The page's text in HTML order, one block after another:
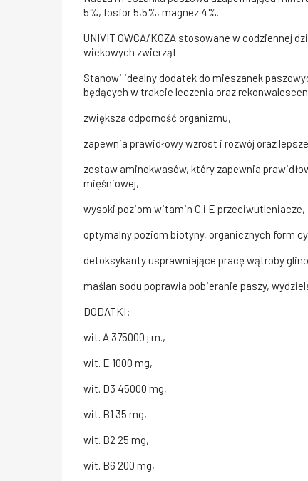
5%, fosfor 5,5%, magnez 4%.
UNIVIT OWCA/KOZA stosowane w codziennej
wiekowych zwierząt.
Stanowi idealny dodatek do mieszanek
będących w trakcie leczenia oraz
zwiększa odporność organizmu,
zapewnia prawidłowy wzrost i rozwój oraz
zestaw aminokwasów, który zapewnia
mięśniowej,
wysoki poziom witamin C i E przeciwutleniacze,
optymalny poziom biotyny, organicznych form
detoksykanty usprawniające pracę wątroby
maślan sodu poprawia pobieranie paszy,
DODATKI:
wit. A 375000 j.m.,
wit. E 1000 mg,
wit. D3 45000 mg,
wit. B1 35 mg,
wit. B2 25 mg,
wit. B6 200 mg,